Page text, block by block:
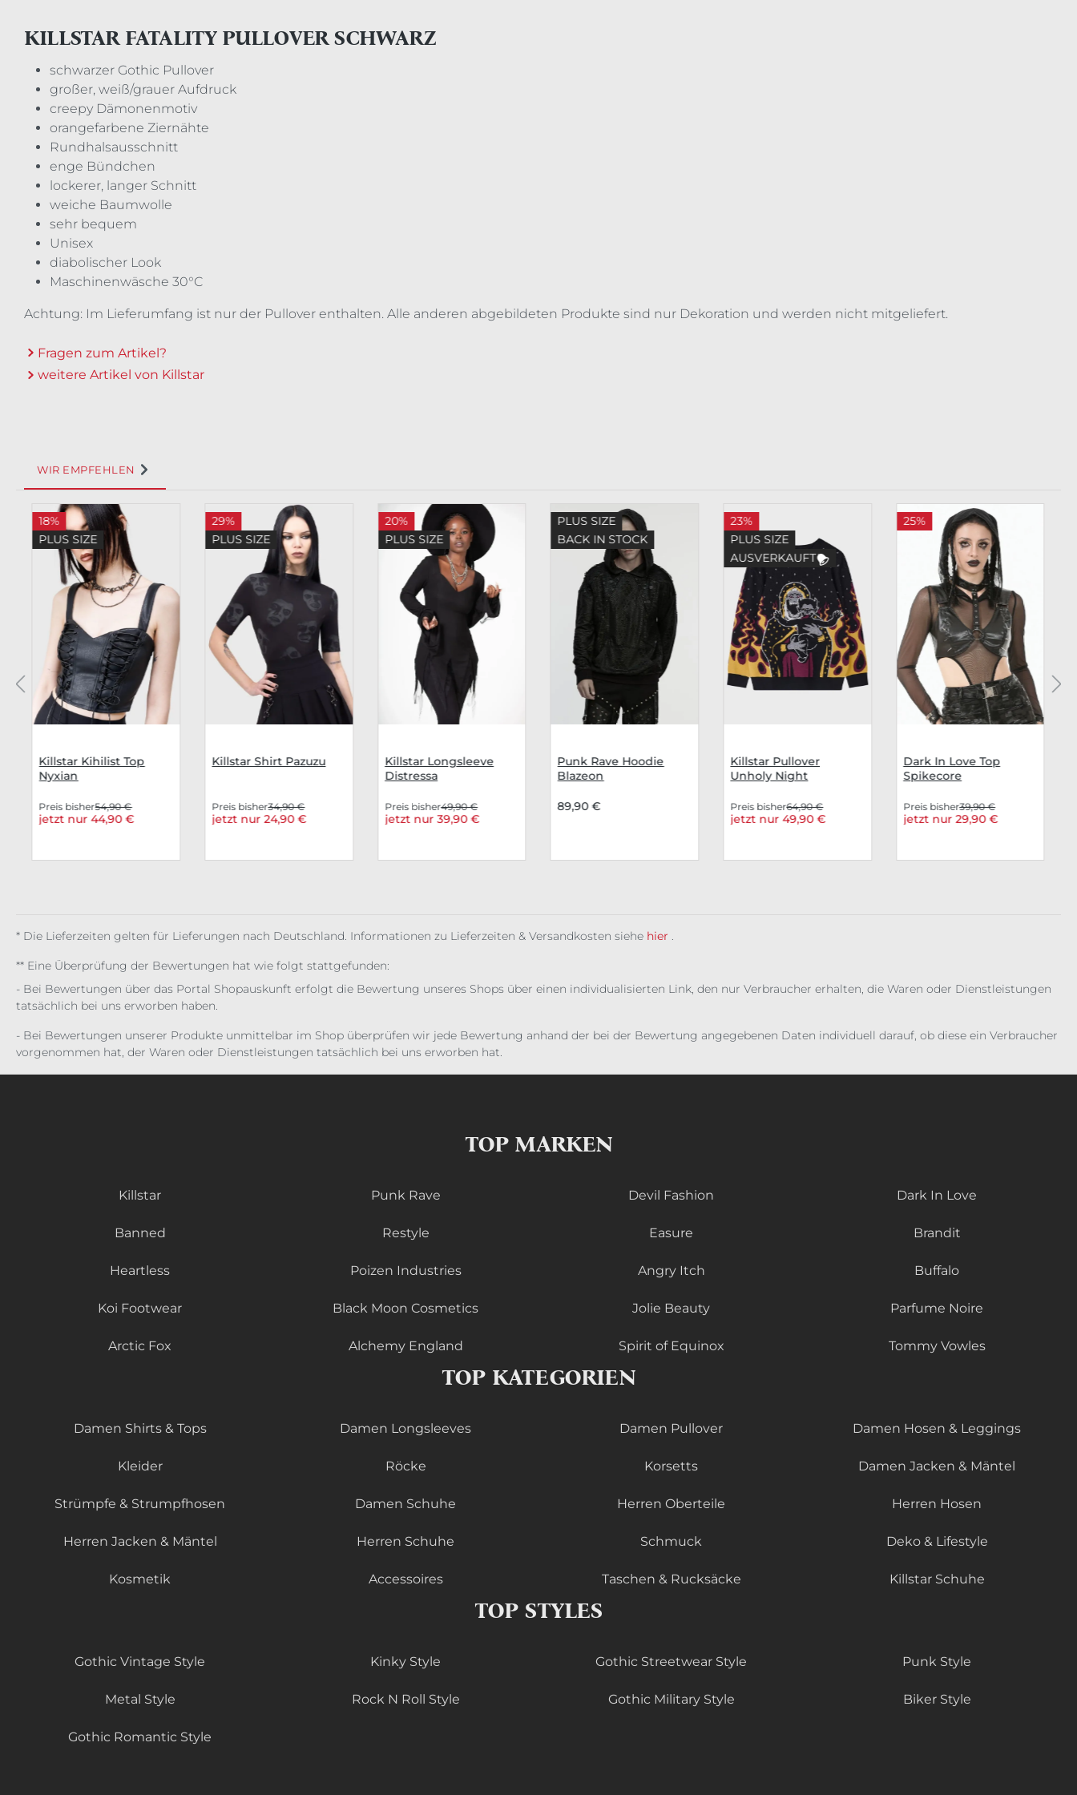
KILLSTAR FATALITY PULLOVER SCHWARZ
schwarzer Gothic Pullover
großer, weiß/grauer Aufdruck
creepy Dämonenmotiv
orangefarbene Ziernähte
Rundhalsausschnitt
enge Bündchen
lockerer, langer Schnitt
weiche Baumwolle
sehr bequem
Unisex
diabolischer Look
Maschinenwäsche 30°C
Achtung: Im Lieferumfang ist nur der Pullover enthalten. Alle anderen abgebildeten Produkte sind nur Dekoration und werden nicht mitgeliefert.
Fragen zum Artikel?
weitere Artikel von Killstar
WIR EMPFEHLEN
Produktgalerie überspringen
18%
PLUS SIZE
Killstar Kihilist Top
Nyxian
Preis bisher54,90 €
jetzt nur 44,90 €
29%
PLUS SIZE
Killstar Shirt Pazuzu
Preis bisher34,90 €
jetzt nur 24,90 €
20%
PLUS SIZE
Killstar Longsleeve
Distressa
Preis bisher49,90 €
jetzt nur 39,90 €
PLUS SIZE
BACK IN STOCK
Punk Rave Hoodie
Blazeon
89,90 €
23%
PLUS SIZE
AUSVERKAUFT
Killstar Pullover
Unholy Night
Preis bisher64,90 €
jetzt nur 49,90 €
25%
Dark In Love Top
Spikecore
Preis bisher39,90 €
jetzt nur 29,90 €
* Die Lieferzeiten gelten für Lieferungen nach Deutschland. Informationen zu Lieferzeiten & Versandkosten siehe hier .
** Eine Überprüfung der Bewertungen hat wie folgt stattgefunden:
- Bei Bewertungen über das Portal Shopauskunft erfolgt die Bewertung unseres Shops über einen individualisierten Link, den nur Verbraucher erhalten, die Waren oder Dienstleistungen
tatsächlich bei uns erworben haben.
- Bei Bewertungen unserer Produkte unmittelbar im Shop überprüfen wir jede Bewertung anhand der bei der Bewertung angegebenen Daten individuell darauf, ob diese ein Verbraucher
vorgenommen hat, der Waren oder Dienstleistungen tatsächlich bei uns erworben hat.
TOP MARKEN
Killstar Punk Rave Devil Fashion Dark In Love
Banned Restyle Easure Brandit
Heartless Poizen Industries Angry Itch Buffalo
Koi Footwear Black Moon Cosmetics Jolie Beauty Parfume Noire
Arctic Fox Alchemy England Spirit of Equinox Tommy Vowles
TOP KATEGORIEN
Damen Shirts & Tops Damen Longsleeves Damen Pullover Damen Hosen & Leggings
Kleider Röcke Korsetts Damen Jacken & Mäntel
Strümpfe & Strumpfhosen Damen Schuhe Herren Oberteile Herren Hosen
Herren Jacken & Mäntel Herren Schuhe Schmuck Deko & Lifestyle
Kosmetik Accessoires Taschen & Rucksäcke Killstar Schuhe
TOP STYLES
Gothic Vintage Style Kinky Style Gothic Streetwear Style Punk Style
Metal Style Rock N Roll Style Gothic Military Style Biker Style
Gothic Romantic Style